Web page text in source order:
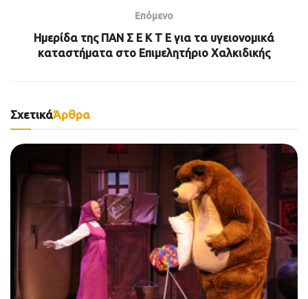
Επόμενο
Ημερίδα της ΠΑΝ Σ Ε Κ Τ Ε για τα υγειονομικά
καταστήματα στο Επιμελητήριο Χαλκιδικής
ΣχετικάΆρθρα